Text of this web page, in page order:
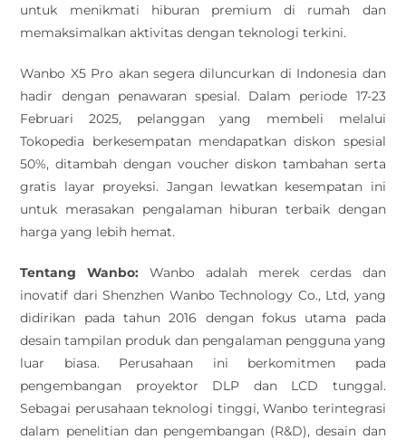
untuk menikmati hiburan premium di rumah dan
memaksimalkan aktivitas dengan teknologi terkini.
Wanbo X5 Pro akan segera diluncurkan di Indonesia dan
hadir dengan penawaran spesial. Dalam periode 17-23
Februari 2025, pelanggan yang membeli melalui
Tokopedia berkesempatan mendapatkan diskon spesial
50%, ditambah dengan voucher diskon tambahan serta
gratis layar proyeksi. Jangan lewatkan kesempatan ini
untuk merasakan pengalaman hiburan terbaik dengan
harga yang lebih hemat.
Tentang Wanbo:Wanbo adalah merek cerdas dan
inovatif dari Shenzhen Wanbo Technology Co., Ltd, yang
didirikan pada tahun 2016 dengan fokus utama pada
desain tampilan produk dan pengalaman pengguna yang
luar biasa. Perusahaan ini berkomitmen pada
pengembangan proyektor DLP dan LCD tunggal.
Sebagai perusahaan teknologi tinggi, Wanbo terintegrasi
dalam penelitian dan pengembangan (R&D), desain dan